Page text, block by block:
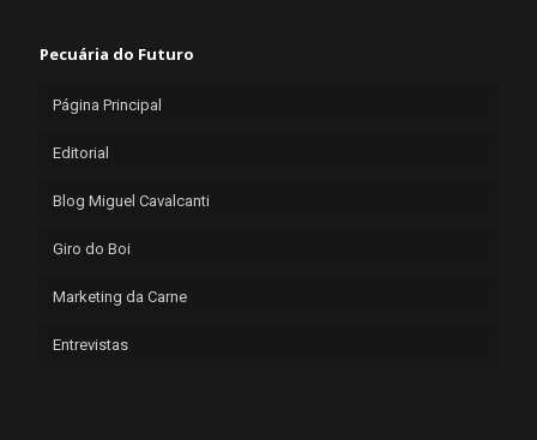
Pecuária do Futuro
Página Principal
Editorial
Blog Miguel Cavalcanti
Giro do Boi
Marketing da Carne
Entrevistas